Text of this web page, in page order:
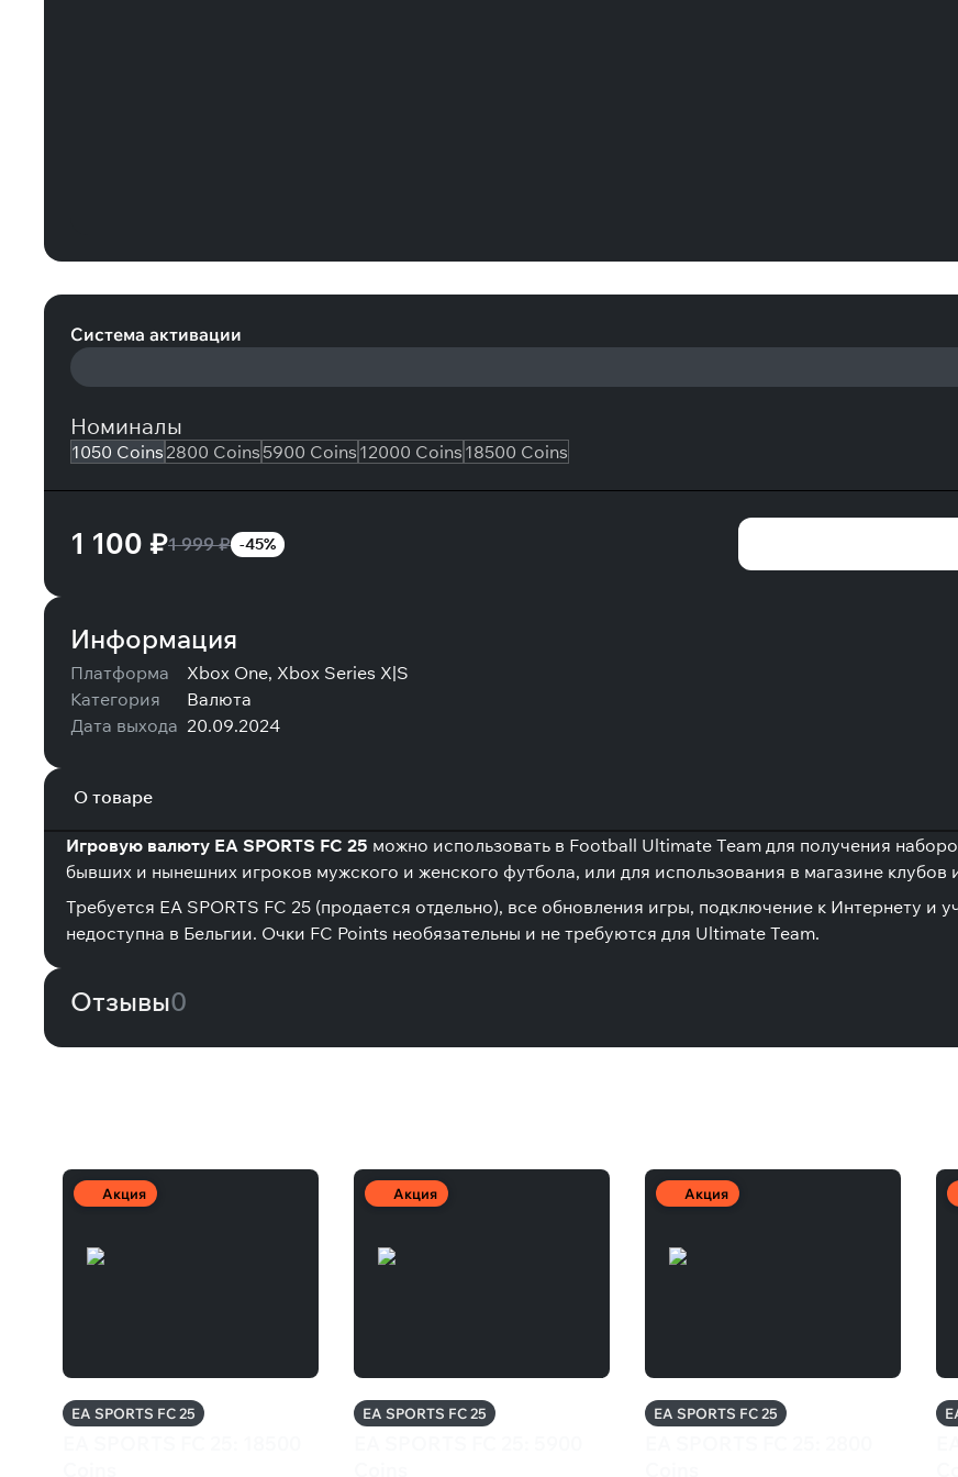
Система активации
Номиналы
1050 Coins 2800 Coins 5900 Coins 12000 Coins 18500 Coins
1 100 ₽1 999 ₽ -45%
Информация
Платформа
Xbox One, Xbox Series X|S
Категория
Валюта
Дата выхода 20.09.2024
О товаре
Игровую валюту EA SPORTS FC 25 можно использовать в Football Ultimate Team для получения
бывших и нынешних игроков мужского и женского футбола, или для использования в магазине клубов
Требуется EA SPORTS FC 25 (продается отдельно), все обновления игры, подключение к Интернету и
недоступна в Бельгии. Очки FC Points необязательны и не требуются для Ultimate Team.
Отзывы0
Акция
EA SPORTS FC 25
Акция
EA SPORTS FC 25
Акция
EA SPORTS FC 25